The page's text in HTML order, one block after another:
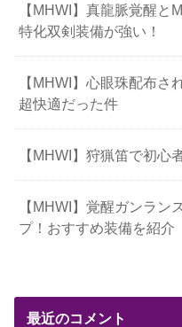
【MHWI】真龍脈覚醒と
特化双剣装備が強い！
【MHWI】心眼珠配布さ
超快適だった件
【MHWI】狩猟笛で初心
【MHWI】覚醒ガンラン
プ！おすすめ装備を紹介
最近のコメント